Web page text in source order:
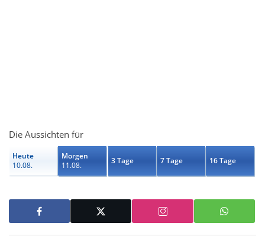
Die Aussichten für
Heute
10.08.
Morgen
11.08.
3 Tage 7 Tage 16 Tage